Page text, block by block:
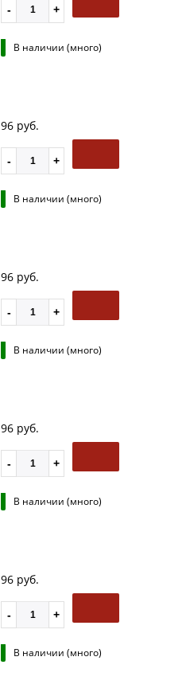
В наличии (много)
96 руб.
В наличии (много)
96 руб.
В наличии (много)
96 руб.
В наличии (много)
96 руб.
В наличии (много)